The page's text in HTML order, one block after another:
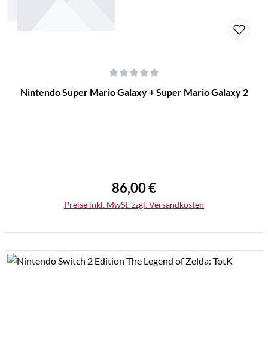
Durchschnittliche Bewertung von 0 von 5 Sternen
Nintendo Super Mario Galaxy + Super Mario Galaxy 2
Regulärer Preis:
86,00 €
Preise inkl. MwSt. zzgl. Versandkosten